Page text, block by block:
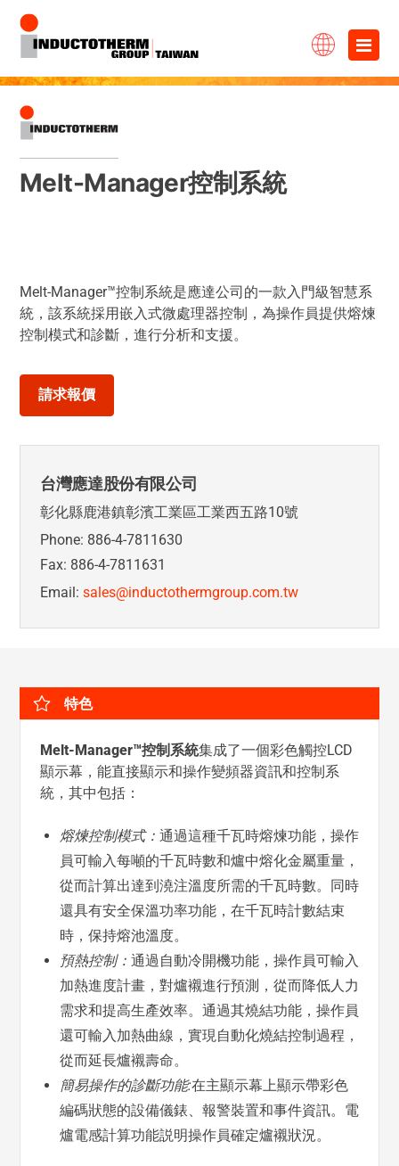
×
主
Melt-Manager控制系統
Melt-Manager™控制系統是應達公司的一款入門級智慧系
統，該系統採用嵌入式微處理器控制，為操作員提供熔煉
控制模式和診斷，進行分析和支援。
請求報價
台灣應達股份有限公司
彰化縣鹿港鎮彰濱工業區工業西五路10號
Phone: 886-4-7811630
Fax: 886-4-7811631
Email: sales@inductothermgroup.com.tw
特色
Melt-Manager™控制系統集成了一個彩色觸控LCD
顯示幕，能直接顯示和操作變頻器資訊和控制系
統，其中包括：
熔煉控制模式： 通過這種千瓦時熔煉功能，操作
員可輸入每噸的千瓦時數和爐中熔化金屬重量，
從而計算出達到澆注溫度所需的千瓦時數。同時
還具有安全保溫功率功能，在千瓦時計數結束
時，保持熔池溫度。
預熱控制： 通過自動冷開機功能，操作員可輸入
加熱進度計畫，對爐襯進行預測，從而降低人力
需求和提高生產效率。通過其燒結功能，操作員
還可輸入加熱曲線，實現自動化燒結控制過程，
從而延長爐襯壽命。
簡易操作的診斷功能:在主顯示幕上顯示帶彩色
編碼狀態的設備儀錶、報警裝置和事件資訊。電
爐電感計算功能説明操作員確定爐襯狀況。